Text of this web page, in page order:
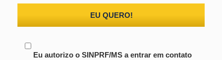
EU QUERO!
Eu autorizo o SINPRF/MS a entrar em contato